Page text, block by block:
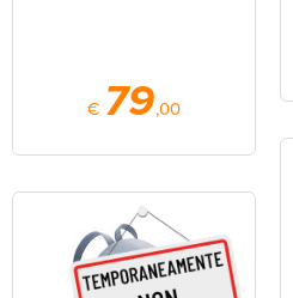
€ 79,00